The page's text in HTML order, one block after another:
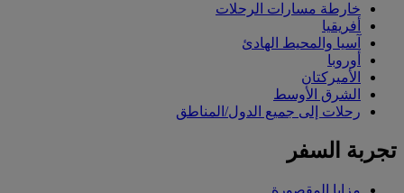
خارطة مسارات الرحلات
أفريقيا
آسيا والمحيط الهادئ
أوروبا
الأميركتان
الشرق الأوسط
رحلات إلى جميع الدول/المناطق
تجربة السفر
مزايا المقصورة